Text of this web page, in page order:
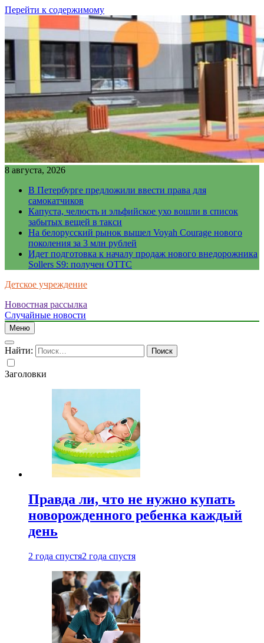
Перейти к содержимому
8 августа, 2026
В Петербурге предложили ввести права для
самокатчиков
Капуста, челюсть и эльфийское ухо вошли в список
забытых вещей в такси
На белорусский рынок вышел Voyah Courage нового
поколения за 3 млн рублей
Идет подготовка к началу продаж нового внедорожника
Sollers S9: получен ОТТС
Детское учреждение
Новостная рассылка
Случайные новости
Меню
Найти:
Заголовки
Правда ли, что не нужно купать
новорожденного ребенка каждый
день
2 года спустя2 года спустя